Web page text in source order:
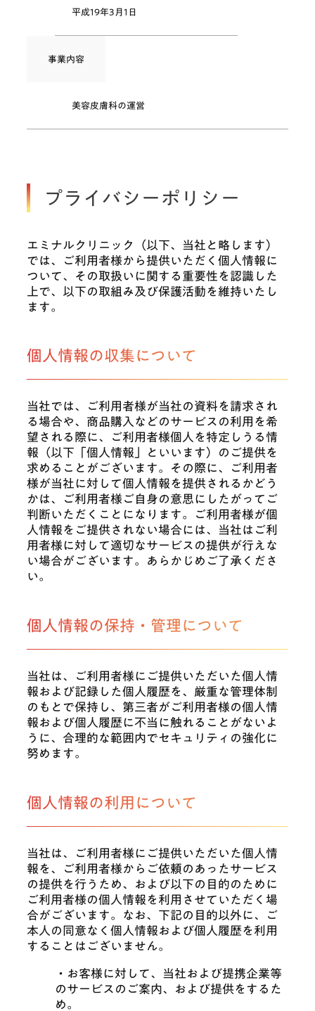
平成19年3月1日
事業内容
美容皮膚科の運営
プライバシーポリシー
エミナルクリニック（以下、当社と略します）
では、ご利用者様から提供いただく個人情報に
ついて、その取扱いに関する重要性を認識した
上で、以下の取組み及び保護活動を維持いたし
ます。
個人情報の収集について
当社では、ご利用者様が当社の資料を請求され
る場合や、商品購入などのサービスの利用を希
望される際に、ご利用者様個人を特定しうる情
報（以下「個人情報」といいます）のご提供を
求めることがございます。その際に、ご利用者
様が当社に対して個人情報を提供されるかどう
かは、ご利用者様ご自身の意思にしたがってご
判断いただくことになります。ご利用者様が個
人情報をご提供されない場合には、当社はご利
用者様に対して適切なサービスの提供が行えな
い場合がございます。あらかじめご了承くださ
い。
個人情報の保持・管理について
当社は、ご利用者様にご提供いただいた個人情
報および記録した個人履歴を、厳重な管理体制
のもとで保持し、第三者がご利用者様の個人情
報および個人履歴に不当に触れることがないよ
うに、合理的な範囲内でセキュリティの強化に
努めます。
個人情報の利用について
当社は、ご利用者様にご提供いただいた個人情
報を、ご利用者様からご依頼のあったサービス
の提供を行うため、および以下の目的のために
ご利用者様の個人情報を利用させていただく場
合がございます。なお、下記の目的以外に、ご
本人の同意なく個人情報および個人履歴を利用
することはございません。
・お客様に対して、当社および提携企業等
のサービスのご案内、および提供をするた
め。